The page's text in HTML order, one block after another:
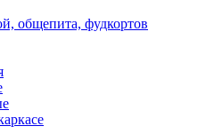
общепита, фудкортов